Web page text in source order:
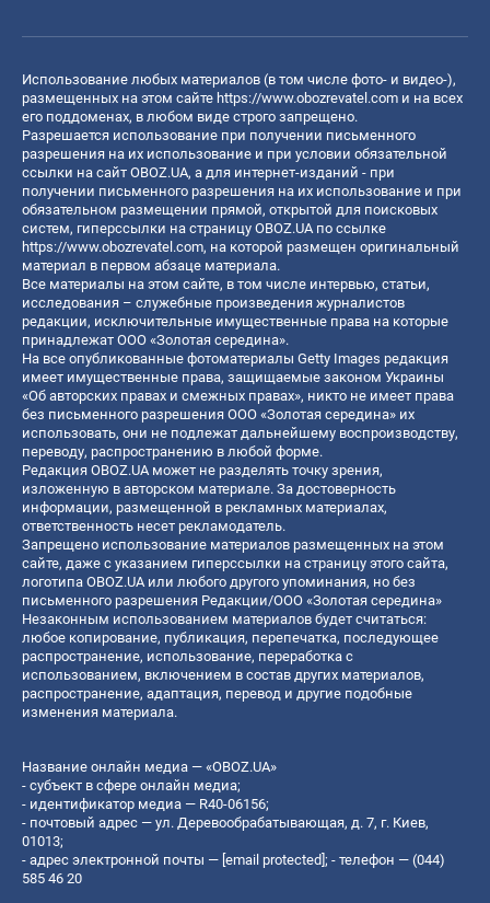
Использование любых материалов (в том числе фото- и видео-),
размещенных на этом сайте https://www.obozrevatel.com и на всех
его поддоменах, в любом виде строго запрещено.
Разрешается использование при получении письменного
разрешения на их использование и при условии обязательной
ссылки на сайт OBOZ.UA, а для интернет-изданий - при
получении письменного разрешения на их использование и при
обязательном размещении прямой, открытой для поисковых
систем, гиперссылки на страницу OBOZ.UA по ссылке
https://www.obozrevatel.com, на которой размещен оригинальный
материал в первом абзаце материала.
Все материалы на этом сайте, в том числе интервью, статьи,
исследования – служебные произведения журналистов
редакции, исключительные имущественные права на которые
принадлежат ООО «Золотая середина».
На все опубликованные фотоматериалы Getty Images редакция
имеет имущественные права, защищаемые законом Украины
«Об авторских правах и смежных правах», никто не имеет права
без письменного разрешения ООО «Золотая середина» их
использовать, они не подлежат дальнейшему воспроизводству,
переводу, распространению в любой форме.
Редакция OBOZ.UA может не разделять точку зрения,
изложенную в авторском материале. За достоверность
информации, размещенной в рекламных материалах,
ответственность несет рекламодатель.
Запрещено использование материалов размещенных на этом
сайте, даже с указанием гиперссылки на страницу этого сайта,
логотипа OBOZ.UA или любого другого упоминания, но без
письменного разрешения Редакции/ООО «Золотая середина»
Незаконным использованием материалов будет считаться:
любое копирование, публикация, перепечатка, последующее
распространение, использование, переработка с
использованием, включением в состав других материалов,
распространение, адаптация, перевод и другие подобные
изменения материала.
Название онлайн медиа — «OBOZ.UA»
- субъект в сфере онлайн медиа;
- идентификатор медиа — R40-06156;
- почтовый адрес — ул. Деревообрабатывающая, д. 7, г. Киев,
01013;
- адрес электронной почты — [email protected] ; - телефон — (044)
585 46 20